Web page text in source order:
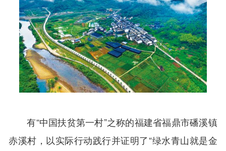
有“中国扶贫第一村”之称的福建省福鼎市磻溪镇
赤溪村，以实际行动践行并证明了“绿水青山就是金